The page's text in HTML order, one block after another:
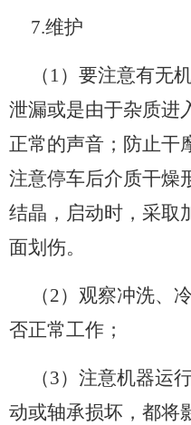
7.维护
（1）要注意有无
泄漏或是由于杂质进
正常的声音；防止干
注意停车后介质干燥
结晶，启动时，采取
面划伤。
（2）观察冲洗、
否正常工作；
（3）注意机器运
动或轴承损坏，都将